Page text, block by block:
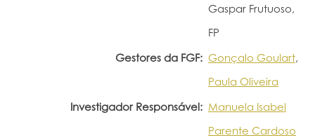
Gaspar Frutuoso,
FP
Gestores da FGF: Gonçalo Goulart,
Paula Oliveira
Investigador Responsável: Manuela Isabel
Parente Cardoso